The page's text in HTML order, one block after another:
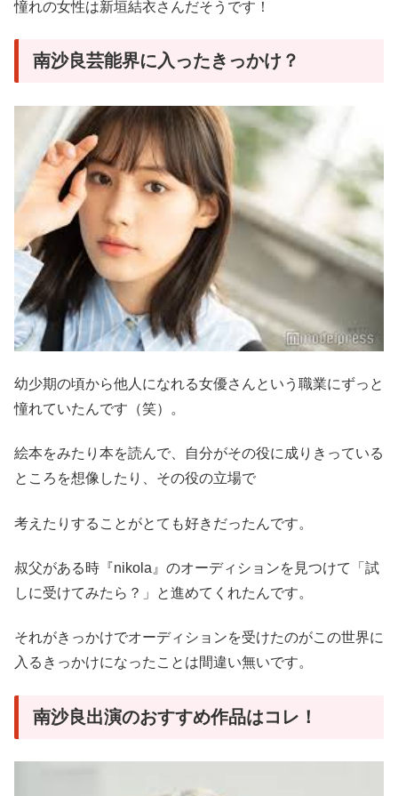
憧れの女性は新垣結衣さんだそうです！
南沙良芸能界に入ったきっかけ？
幼少期の頃から他人になれる女優さんという職業にずっと
憧れていたんです（笑）。
絵本をみたり本を読んで、自分がその役に成りきっている
ところを想像したり、その役の立場で
考えたりすることがとても好きだったんです。
叔父がある時『nikola』のオーディションを見つけて「試
しに受けてみたら？」と進めてくれたんです。
それがきっかけでオーディションを受けたのがこの世界に
入るきっかけになったことは間違い無いです。
南沙良出演のおすすめ作品はコレ！